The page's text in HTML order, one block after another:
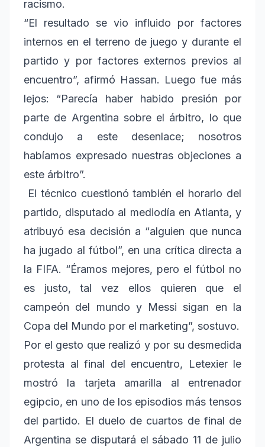
racismo.
“El resultado se vio influido por factores
internos en el terreno de juego y durante el
partido y por factores externos previos al
encuentro”, afirmó Hassan. Luego fue más
lejos: “Parecía haber habido presión por
parte de Argentina sobre el árbitro, lo que
condujo a este desenlace; nosotros
habíamos expresado nuestras objeciones a
este árbitro”.
El técnico cuestionó también el horario del
partido, disputado al mediodía en Atlanta, y
atribuyó esa decisión a “alguien que nunca
ha jugado al fútbol”, en una crítica directa a
la FIFA. “Éramos mejores, pero el fútbol no
es justo, tal vez ellos quieren que el
campeón del mundo y Messi sigan en la
Copa del Mundo por el marketing”, sostuvo.
Por el gesto que realizó y por su desmedida
protesta al final del encuentro, Letexier le
mostró la tarjeta amarilla al entrenador
egipcio, en uno de los episodios más tensos
del partido. El duelo de cuartos de final de
Argentina se disputará el sábado 11 de julio